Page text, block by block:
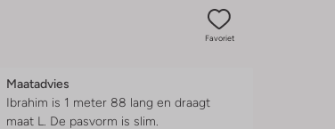
Favoriet
Maatadvies
Ibrahim is 1 meter 88 lang en draagt
maat L. De pasvorm is slim